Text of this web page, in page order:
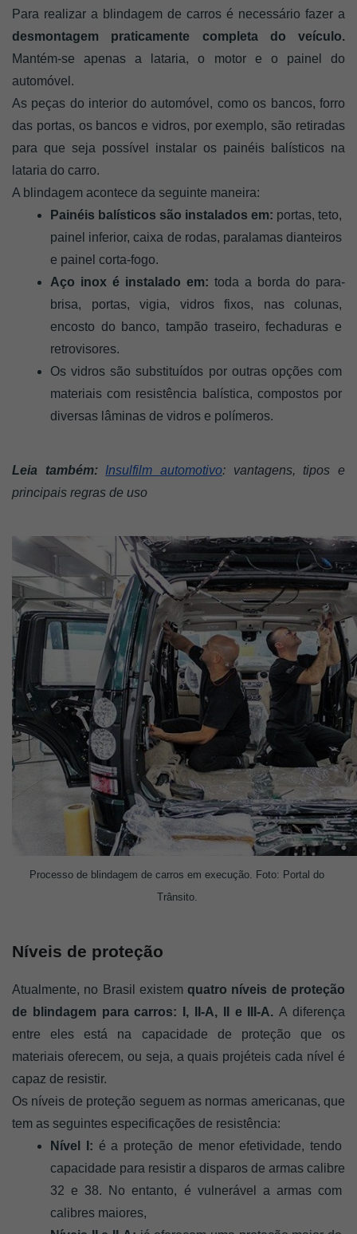
desmontagem praticamente completa do veículo.
Mantém-se apenas a lataria, o motor e o painel do
automóvel.
As peças do interior do automóvel, como os bancos, forro
das portas, os bancos e vidros, por exemplo, são retiradas
para que seja possível instalar os painéis balísticos na
lataria do carro.
A blindagem acontece da seguinte maneira:
Painéis balísticos são instalados em: portas, teto,
painel inferior, caixa de rodas, paralamas dianteiros
e painel corta-fogo.
Aço inox é instalado em: toda a borda do para-
brisa, portas, vigia, vidros fixos, nas colunas,
encosto do banco, tampão traseiro, fechaduras e
retrovisores.
Os vidros são substituídos por outras opções com
materiais com resistência balística, compostos por
diversas lâminas de vidros e polímeros.
Leia também: Insulfilm automotivo: vantagens, tipos e
principais regras de uso
Processo de blindagem de carros em execução. Foto: Portal do
Trânsito.
Níveis de proteção
Atualmente, no Brasil existem quatro níveis de proteção
de blindagem para carros: I, II-A, II e III-A. A diferença
entre eles está na capacidade de proteção que os
materiais oferecem, ou seja, a quais projéteis cada nível é
capaz de resistir.
Os níveis de proteção seguem as normas americanas, que
tem as seguintes especificações de resistência:
Nível I: é a proteção de menor efetividade, tendo
capacidade para resistir a disparos de armas calibre
32 e 38. No entanto, é vulnerável a armas com
calibres maiores,